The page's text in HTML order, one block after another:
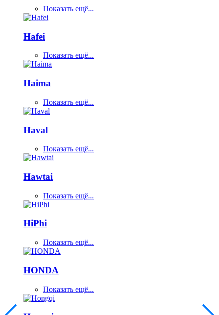
Показать ещё...
Hafei
Показать ещё...
Haima
Показать ещё...
Haval
Показать ещё...
Hawtai
Показать ещё...
HiPhi
Показать ещё...
HONDA
Показать ещё...